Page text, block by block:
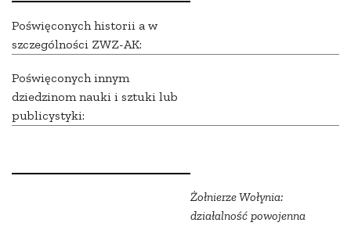
Poświęconych historii a w
szczególności ZWZ-AK:
Poświęconych innym
dziedzinom nauki i sztuki lub
publicystyki:
Żołnierze Wołynia:
działalność powojenna